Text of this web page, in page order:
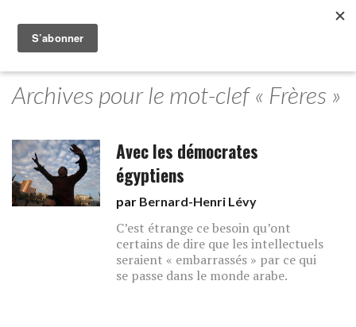
Archives pour le mot-clef « Frères »
Avec les démocrates
égyptiens
par Bernard-Henri Lévy
C’est étrange ce besoin qu’ont
certains de dire que les intellectuels
seraient « embarrassés » par ce qui
se passe dans le monde arabe.